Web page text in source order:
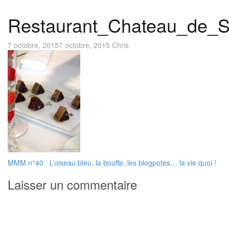
7 octobre, 20157 octobre, 2015 Chris
Navigation
de
MMM n°40 : L’oiseau bleu, la bouffe, les blogpotes… la vie quoi !
Laisser un commentaire